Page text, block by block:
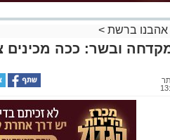
אהבנו ברשת >
ובשר: ככה מכינים